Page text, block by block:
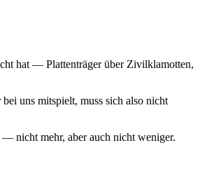
hat — Plattenträger über Zivilklamotten,
uns mitspielt, muss sich also nicht
nicht mehr, aber auch nicht weniger.